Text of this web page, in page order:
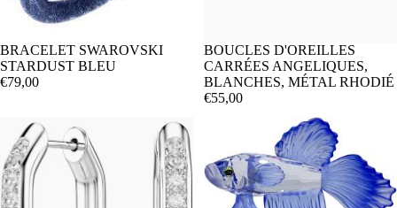
BRACELET SWAROVSKI
STARDUST BLEU
€79,00
BOUCLES D'OREILLES
CARRÉES ANGELIQUES,
BLANCHES, MÉTAL RHODIÉ
€55,00